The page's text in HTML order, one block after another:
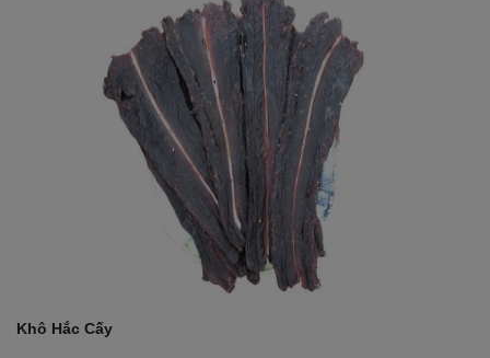
Khô Hắc Cấy